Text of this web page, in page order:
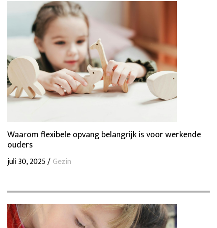
Waarom flexibele opvang belangrijk is voor werkende
ouders
juli 30, 2025 /Gezin